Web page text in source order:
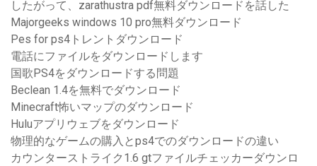
したがって、zarathustra pdf無料ダウンロードを話した
Majorgeeks windows 10 pro無料ダウンロード
Pes for ps4トレントダウンロード
電話にファイルをダウンロードします
国歌PS4をダウンロードする問題
Beclean 1.4を無料でダウンロード
Minecraft怖いマップのダウンロード
Huluアプリウェブをダウンロード
物理的なゲームの購入とps4でのダウンロードの違い
カウンターストライク1.6 gtファイルチェッカーダウンロ